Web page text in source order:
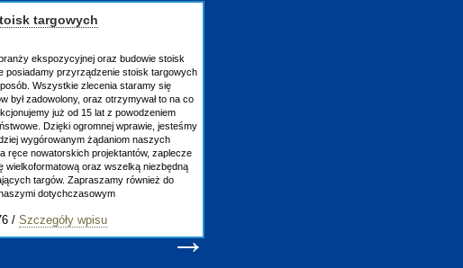
targowych
ekspozycyjnej oraz budowie stoisk
posiadamy przyrządzenie stoisk targowych
Wszystkie zlecenia staramy się
był zadowolony, oraz otrzymywał to na co
już od 15 lat z powodzeniem
Dzięki ogromnej wprawie, jesteśmy
wygórowanym żądaniom naszych
ręce nowatorskich projektantów, zaplecze
wielkoformatową oraz wszelką niezbędną
targów. Zapraszamy również do
dotychczasowym
/ Szczegóły wpisu
→